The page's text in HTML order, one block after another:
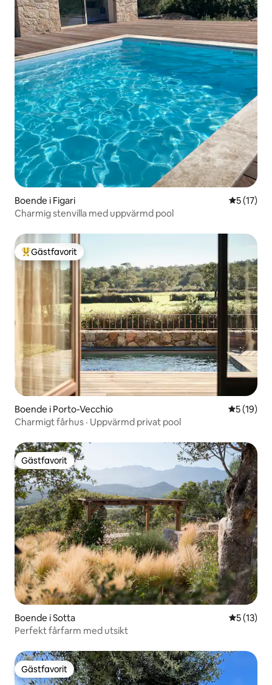
Boende i Figari 5 av 5 i
5 (17)
Charmig stenvilla med uppvärmd pool
Populär gästfavorit
Gästfavorit
Boende i Porto-Vecchio 5 av 5 i
5 (19)
Charmigt fårhus · Uppvärmd privat pool
Gästfavorit
Gästfavorit
Boende i Sotta 5 av 5 i
5 (13)
Perfekt fårfarm med utsikt
Gästfavorit
Gästfavorit